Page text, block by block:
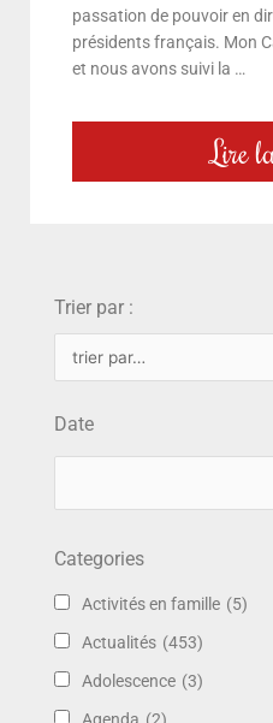
passation de pouvoir en
présidents français. Mon
et nous avons suivi la …
Lire
Trier par :
Date
Categories
Activités en famille (5)
Actualités (453)
Adolescence (3)